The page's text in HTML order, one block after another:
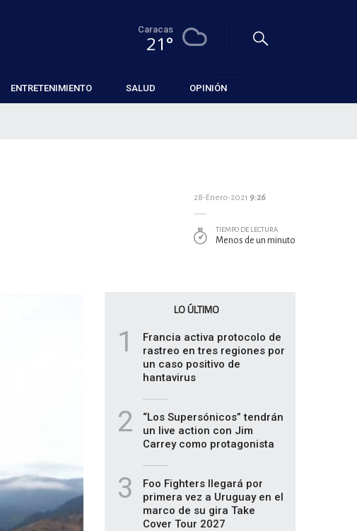
Caracas
21°
ENTRETENIMIENTO SALUD OPINIÓN
28-Enero-2021 9:26
TIEMPO DE LECTURA
Menos de un minuto
LO ÚLTIMO
1
Francia activa protocolo de
rastreo en tres regiones por
un caso positivo de
hantavirus
2
“Los Supersónicos” tendrán
un live action con Jim
Carrey como protagonista
3
Foo Fighters llegará por
primera vez a Uruguay en el
marco de su gira Take
Cover Tour 2027